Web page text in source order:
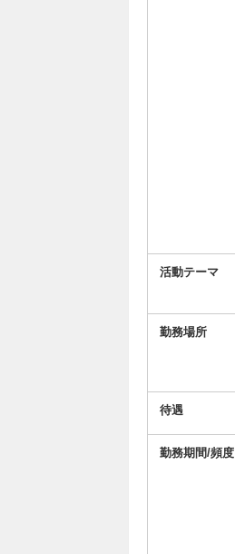
活動テーマ
勤務場所
待遇
勤務期間/頻度